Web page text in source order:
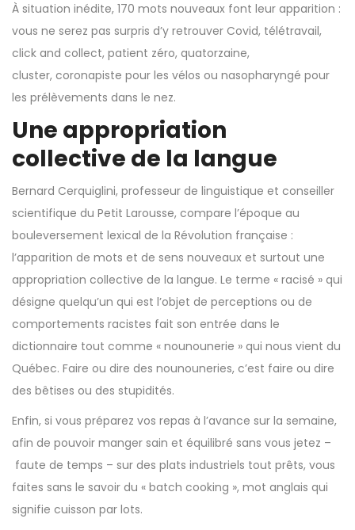
À situation inédite, 170 mots nouveaux font leur apparition :
vous ne serez pas surpris d’y retrouver Covid, télétravail,
click and collect, patient zéro, quatorzaine,
cluster, coronapiste pour les vélos ou nasopharyngé pour
les prélèvements dans le nez.
Une appropriation
collective de la langue
Bernard Cerquiglini, professeur de linguistique et conseiller
scientifique du Petit Larousse, compare l’époque au
bouleversement lexical de la Révolution française :
l’apparition de mots et de sens nouveaux et surtout une
appropriation collective de la langue. Le terme « racisé » qui
désigne quelqu’un qui est l’objet de perceptions ou de
comportements racistes fait son entrée dans le
dictionnaire tout comme « nounounerie » qui nous vient du
Québec. Faire ou dire des nounouneries, c’est faire ou dire
des bêtises ou des stupidités.
Enfin, si vous préparez vos repas à l’avance sur la semaine,
afin de pouvoir manger sain et équilibré sans vous jetez –
faute de temps – sur des plats industriels tout prêts, vous
faites sans le savoir du « batch cooking », mot anglais qui
signifie cuisson par lots.